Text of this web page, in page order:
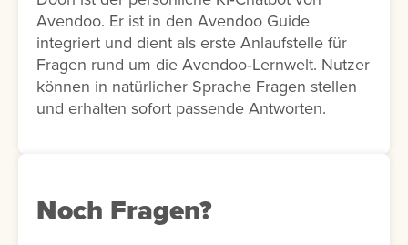
Avendoo. Er ist in den Avendoo Guide
integriert und dient als erste Anlaufstelle für
Fragen rund um die Avendoo‑Lernwelt. Nutzer
können in natürlicher Sprache Fragen stellen
und erhalten sofort passende Antworten.
Noch Fragen?